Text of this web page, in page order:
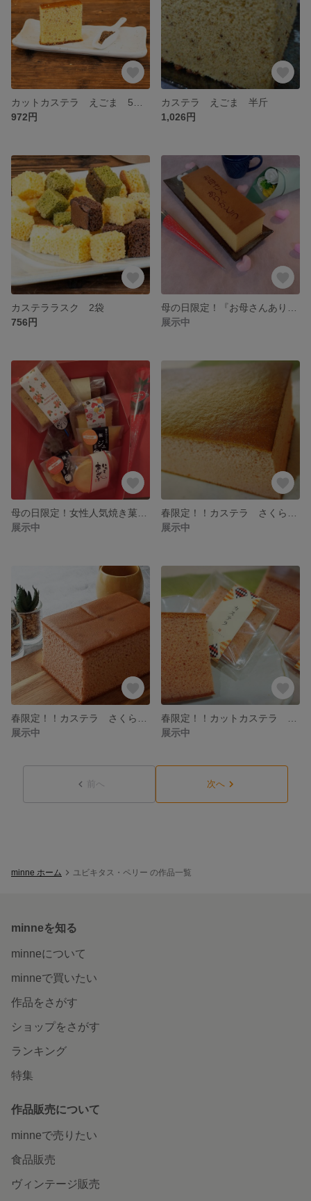
972円
カステラ えごま 半斤
1,026円
カステララスク 2袋
756円
展示中
展示中
展示中
展示中
展示中
前へ 次へ
minne ホーム ユビキタス・ペリー の作品一覧
minneを知る
minneについて
minneで買いたい
作品をさがす
ショップをさがす
ランキング
特集
作品販売について
minneで売りたい
食品販売
ヴィンテージ販売